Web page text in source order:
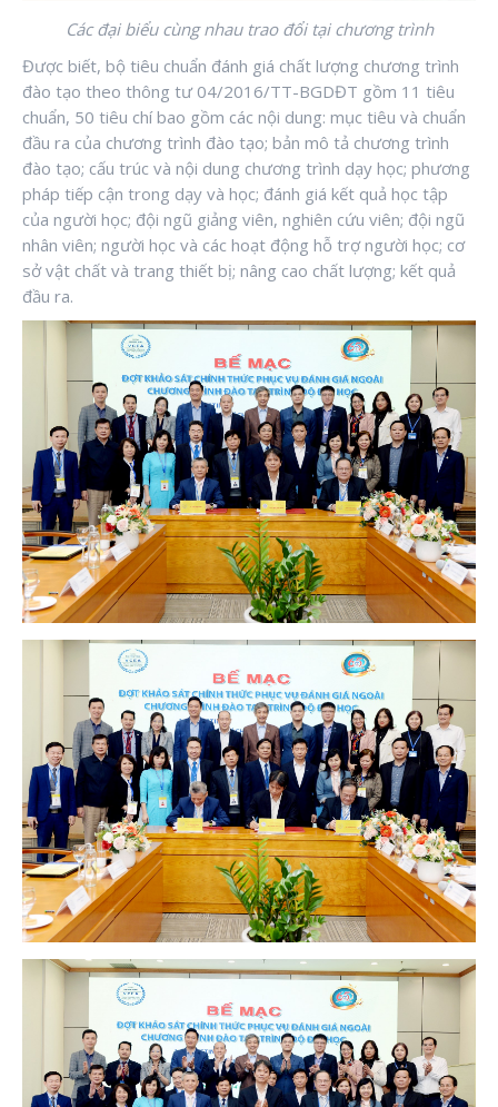
Các đại biểu cùng nhau trao đổi tại chương trình
Được biết, bộ tiêu chuẩn đánh giá chất lượng chương trình
đào tạo theo thông tư 04/2016/TT-BGDĐT gồm 11 tiêu
chuẩn, 50 tiêu chí bao gồm các nội dung: mục tiêu và chuẩn
đầu ra của chương trình đào tạo; bản mô tả chương trình
đào tạo; cấu trúc và nội dung chương trình dạy học; phương
pháp tiếp cận trong dạy và học; đánh giá kết quả học tập
của người học; đội ngũ giảng viên, nghiên cứu viên; đội ngũ
nhân viên; người học và các hoạt động hỗ trợ người học; cơ
sở vật chất và trang thiết bị; nâng cao chất lượng; kết quả
đầu ra.